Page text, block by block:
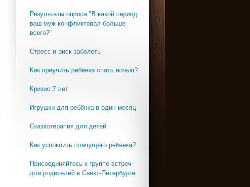
Результаты опроса "В какой период
ваш муж конфликтовал больше
всего?"
Стресс и риск заболеть
Как приучить ребёнка спать ночью?
Кризис 7 лет
Игрушки для ребёнка в один месяц
Сказкотерапия для детей
Как успокоить плачущего ребёнка?
Присоединяйтесь к группе встреч
для родителей в Санкт-Петербурге